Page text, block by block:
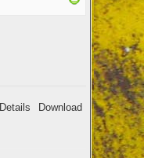
Download
Details